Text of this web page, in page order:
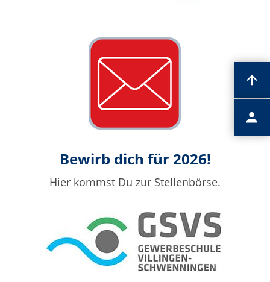
Bewirb dich für 2026!
Hier kommst Du zur Stellenbörse.